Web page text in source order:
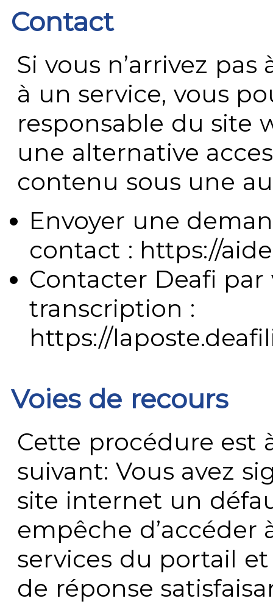
Contact
Si vous n’arrivez
à un service, vous
responsable du site
une alternative
contenu sous une
Envoyer une
contact : https://
Contacter Deafi
transcription :
https://
Voies de recours
Cette procédure est
suivant: Vous avez
site internet un
empêche
services du portail
de réponse